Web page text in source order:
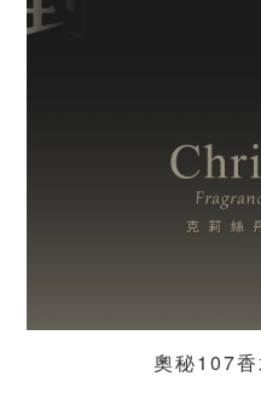
奧秘107香